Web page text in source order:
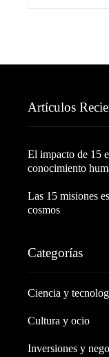
Artículos
El impacto de 15
conocimiento
Las 15 misiones
cosmos
Categorías
Ciencia y
Cultura y ocio
Inversiones y